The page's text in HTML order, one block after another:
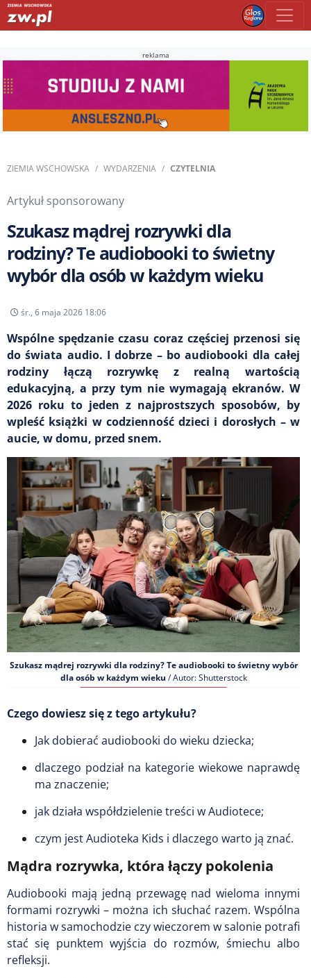
reklama
ZIEMIA WSCHOWSKA WYDARZENIA CZYTELNIA
Artykuł sponsorowany
Szukasz mądrej rozrywki dla
rodziny? Te audiobooki to świetny
wybór dla osób w każdym wieku
śr., 6 maja 2026 18:06
Wspólne spędzanie czasu coraz częściej przenosi się
do świata audio. I dobrze – bo audiobooki dla całej
rodziny łączą rozrywkę z realną wartością
edukacyjną, a przy tym nie wymagają ekranów. W
2026 roku to jeden z najprostszych sposobów, by
wpleść książki w codzienność dzieci i dorosłych – w
aucie, w domu, przed snem.
Szukasz mądrej rozrywki dla rodziny? Te audiobooki to świetny wybór
dla osób w każdym wieku / Autor: Shutterstock
Czego dowiesz się z tego artykułu?
Jak dobierać audiobooki do wieku dziecka;
dlaczego podział na kategorie wiekowe naprawdę
ma znaczenie;
jak działa współdzielenie treści w Audiotece;
czym jest Audioteka Kids i dlaczego warto ją znać.
Mądra rozrywka, która łączy pokolenia
Audiobooki mają jedną przewagę nad wieloma innymi
formami rozrywki – można ich słuchać razem. Wspólna
historia w samochodzie czy wieczorem w salonie potrafi
stać się punktem wyjścia do rozmów, śmiechu albo
refleksji.